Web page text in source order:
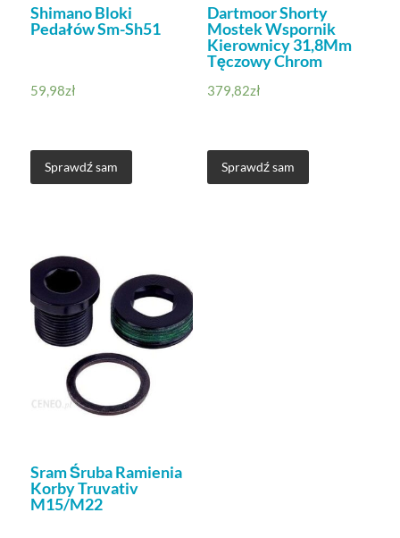
Shimano Bloki
Pedałów Sm-Sh51
59,98zł
Sprawdź sam
Dartmoor Shorty
Mostek Wspornik
Kierownicy 31,8Mm
Tęczowy Chrom
379,82zł
Sprawdź sam
Sram Śruba Ramienia
Korby Truvativ
M15/M22